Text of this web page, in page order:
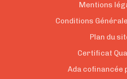
Mentions
Conditions
Plan du
Certificat
Ada cofinancée